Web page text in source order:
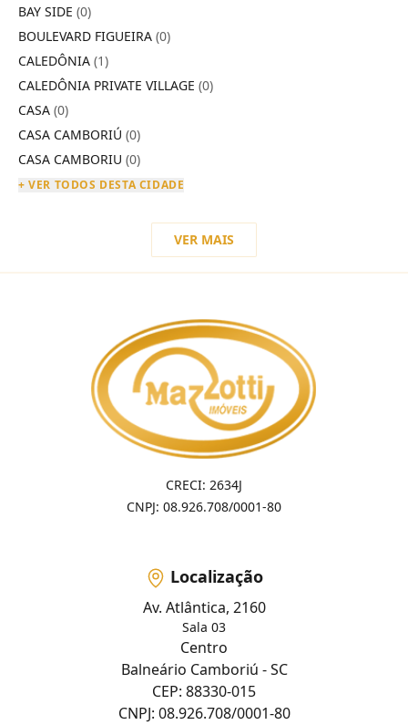
BAY SIDE (0)
BOULEVARD FIGUEIRA (0)
CALEDÔNIA (1)
CALEDÔNIA PRIVATE VILLAGE (0)
CASA (0)
CASA CAMBORIÚ (0)
CASA CAMBORIU (0)
+ VER TODOS DESTA CIDADE
VER MAIS
CRECI: 2634J
CNPJ: 08.926.708/0001-80
Localização
Av. Atlântica, 2160
Sala 03
Centro
Balneário Camboriú - SC
CEP: 88330-015
CNPJ: 08.926.708/0001-80